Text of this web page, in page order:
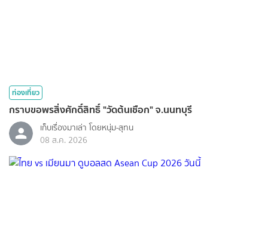
ท่องเที่ยว
กราบขอพรสิ่งศักดิ์สิทธิ์ "วัดต้นเชือก" จ.นนทบุรี
เก็บเรื่องมาเล่า โดยหนุ่ม-สุทน
08 ส.ค. 2026